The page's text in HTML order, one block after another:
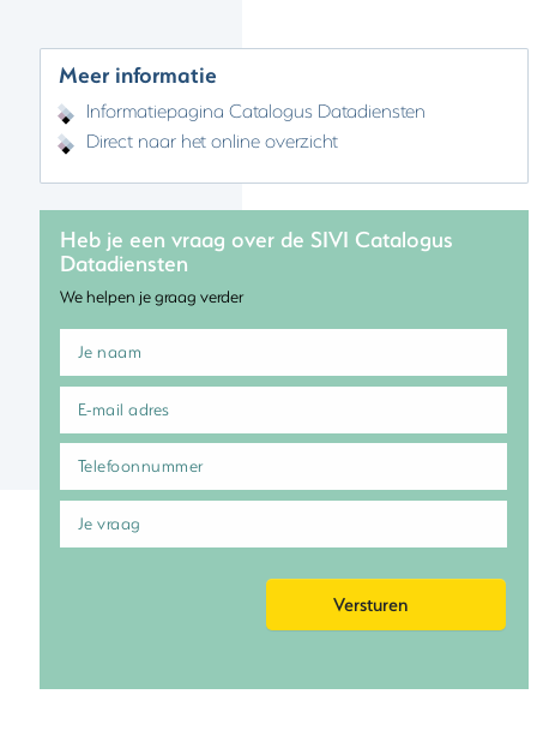
Meer informatie
Informatiepagina Catalogus Datadiensten
Direct naar het online overzicht
Heb je een vraag over de SIVI Catalogus
Datadiensten
We helpen je graag verder